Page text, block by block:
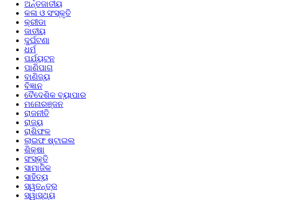
ଅର୍ନ୍ତଜାତୀୟ
କଳା ଓ ସଂସ୍କୃତି
କ୍ରୀଡା
ଜାତୀୟ
ଦୁର୍ଘଟଣା
ଧର୍ମ
ପର୍ଯ୍ୟଟନ
ପାଣିପାଗ
ବାଣିଜ୍ୟ
ବିଜ୍ଞାନ
ବୈଦେଶିକ ବ୍ୟାପାର
ମନୋରଞ୍ଜନ
ରାଜନୀତି
ରାଜ୍ୟ
ରାଶିଫଳ
ଲାଇଫ ଷ୍ଟାଇଲ
ଶିକ୍ଷା
ସଂସ୍କୃତି
ସାମାଜିକ
ସାହିତ୍ୟ
ସ୍ୱତନ୍ତ୍ର
ସ୍ୱାସ୍ଥ୍ୟ